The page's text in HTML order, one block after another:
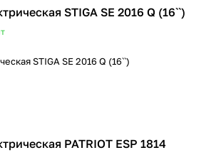
STIGA SE 2016 Q (16``)
STIGA SE 2016 Q (16``)
PATRIOT ESP 1814